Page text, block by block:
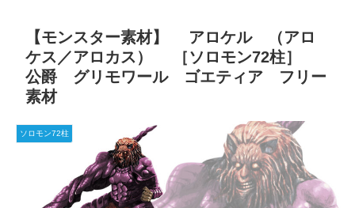
【モンスター素材】 アロケル （アロ
ケス／アロカス） ［ソロモン72柱］
公爵 グリモワール ゴエティア フリー
素材
ソロモン72柱